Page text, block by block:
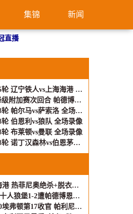
集锦 新闻
直播
05月30日 中超第15轮 辽宁铁人vs上海海港 全场录像
05月26日 德甲升降级附加赛次回合 帕德博恩vs沃尔夫斯堡 全场录像
05月25日 意甲第38轮 帕尔马vs萨索洛 全场录像
伯恩利vs狼队 全场录像
布莱顿vs曼联 全场录像
05月25日 英超第38轮 诺丁汉森林vs伯恩茅斯 全场录像
三连胜！铁人3-2海港 热菲尼奥绝杀+脱衣吃第2黄 姆本扎3轮轰6球
首次从德甲降级！十人狼堡1-2遭帕德博恩逆转 库尔达加时赛制胜
保级成功！热刺1-0埃弗顿第17收官 帕利尼亚制胜热刺近6轮仅1负